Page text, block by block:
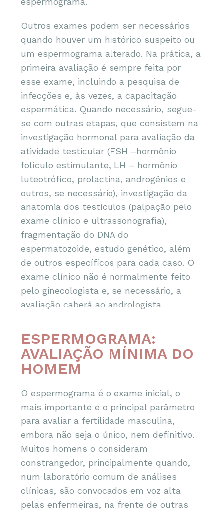
Outros exames podem ser necessários
quando houver um histórico suspeito ou
um espermograma alterado. Na prática, a
primeira avaliação é sempre feita por
esse exame, incluindo a pesquisa de
infecções e, às vezes, a capacitação
espermática. Quando necessário, segue-
se com outras etapas, que consistem na
investigação hormonal para avaliação da
atividade testicular (FSH –hormônio
folículo estimulante, LH – hormônio
luteotrófico, prolactina, androgênios e
outros, se necessário), investigação da
anatomia dos testículos (palpação pelo
exame clínico e ultrassonografia),
fragmentação do DNA do
espermatozoide, estudo genético, além
de outros específicos para cada caso. O
exame clínico não é normalmente feito
pelo ginecologista e, se necessário, a
avaliação caberá ao andrologista.
ESPERMOGRAMA:
AVALIAÇÃO MÍNIMA DO
HOMEM
O espermograma é o exame inicial, o
mais importante e o principal parâmetro
para avaliar a fertilidade masculina,
embora não seja o único, nem definitivo.
Muitos homens o consideram
constrangedor, principalmente quando,
num laboratório comum de análises
clínicas, são convocados em voz alta
pelas enfermeiras, na frente de outras